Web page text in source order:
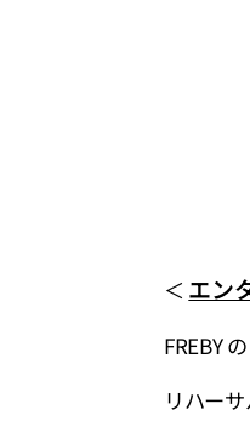
＜ エン
FREBY
リハー